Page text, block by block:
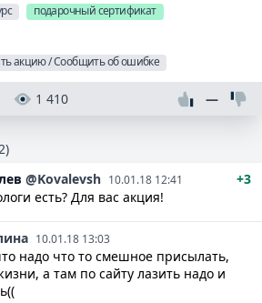
подарочный сертификат
акцию / Сообщить об ошибке
1 410 —
@Kovalevsh 10.01.18 12:41
+3
есть? Для вас акция!
10.01.18 13:03
надо что то смешное присылать,
а там по сайту лазить надо и